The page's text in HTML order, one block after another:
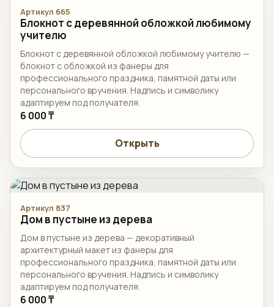
Артикул 665
Блокнот с деревянной обложкой любимому
учителю
Блокнот с деревянной обложкой любимому учителю —
блокнот с обложкой из фанеры для
профессионального праздника, памятной даты или
персонального вручения. Надпись и символику
адаптируем под получателя.
6 000 ₸
Открыть
Артикул 837
Дом в пустыне из дерева
Дом в пустыне из дерева — декоративный
архитектурный макет из фанеры для
профессионального праздника, памятной даты или
персонального вручения. Надпись и символику
адаптируем под получателя.
6 000 ₸